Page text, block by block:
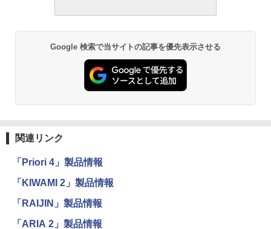
Google 検索で当サイトの記事を優先表示させる
関連リンク
「Priori 4」製品情報
「KIWAMI 2」製品情報
「RAIJIN」製品情報
「ARIA 2」製品情報